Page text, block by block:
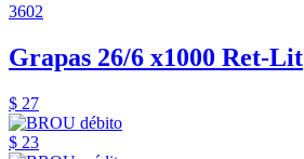
3602
Grapas 26/6 x1000 Ret-Lit
$ 27
$ 23